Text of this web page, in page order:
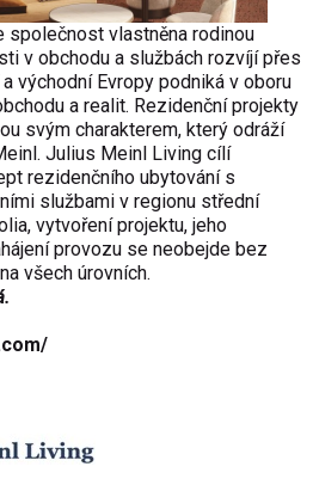
společnost vlastněna rodinou
v obchodu a službách rozvíjí přes
východní Evropy podniká v oboru
a realit. Rezidenční projekty
svým charakterem, který odráží
Julius Meinl Living cílí
rezidenčního ubytování s
službami v regionu střední
vytvoření projektu, jeho
provozu se neobejde bez
všech úrovních.